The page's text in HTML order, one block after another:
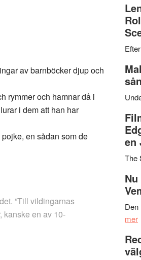
av barnböcker djup och
rymmer och hamnar då i
i dem att han har
en sådan som de
”Till vildingarnas
kanske en av 10-
–
en
The
mer